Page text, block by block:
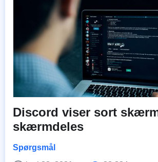
Discord viser sort
skærmdeles
Spørgsmål